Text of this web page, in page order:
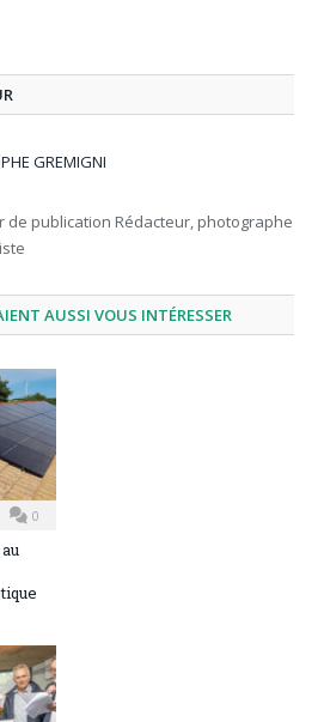
GREMIGNI
de publication Rédacteur, photographe
AUSSI VOUS INTÉRESSER
0